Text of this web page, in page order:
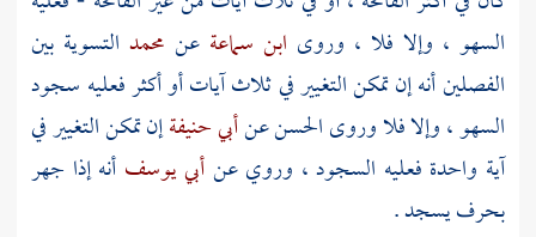
السهو ، وإلا فلا ، وروى ابن سماعة عن محمد التسوية بين
الفصلين أنه إن تمكن التغيير في ثلاث آيات أو أكثر فعليه سجود
السهو ، وإلا فلا وروىالحسنعنأبي حنيفةإن تمكن التغيير في
آية واحدة فعليه السجود ، وروي عنأبي يوسف أنه إذا جهر
بحرف يسجد .